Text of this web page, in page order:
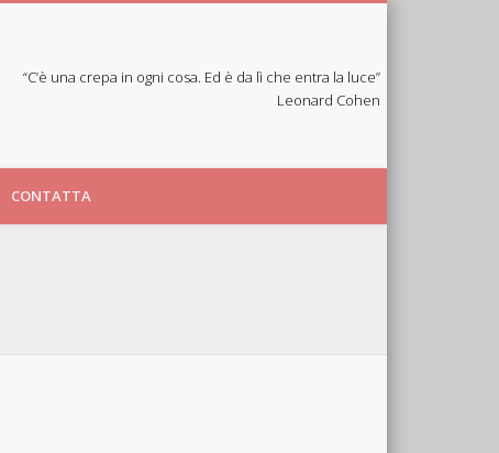
“C’è una crepa in ogni cosa. Ed è da lì che entra la luce”
Leonard Cohen
CONTATTA